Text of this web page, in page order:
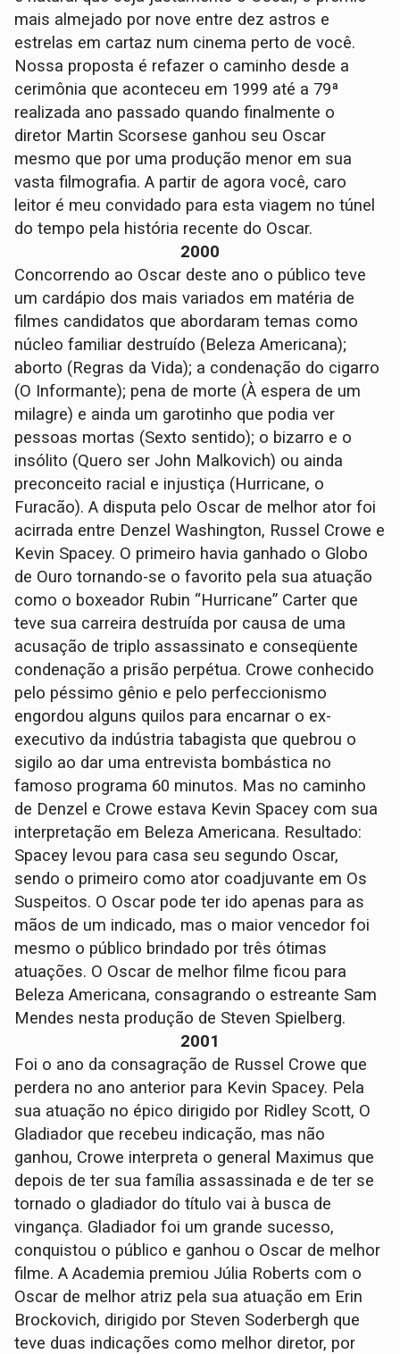
mais almejado por nove entre dez astros e
estrelas em cartaz num cinema perto de você.
Nossa proposta é refazer o caminho desde a
cerimônia que aconteceu em 1999 até a 79ª
realizada ano passado quando finalmente o
diretor Martin Scorsese ganhou seu Oscar
mesmo que por uma produção menor em sua
vasta filmografia. A partir de agora você, caro
leitor é meu convidado para esta viagem no túnel
do tempo pela história recente do Oscar.
2000
Concorrendo ao Oscar deste ano o público teve
um cardápio dos mais variados em matéria de
filmes candidatos que abordaram temas como
núcleo familiar destruído (Beleza Americana);
aborto (Regras da Vida); a condenação do cigarro
(O Informante); pena de morte (À espera de um
milagre) e ainda um garotinho que podia ver
pessoas mortas (Sexto sentido); o bizarro e o
insólito (Quero ser John Malkovich) ou ainda
preconceito racial e injustiça (Hurricane, o
Furacão). A disputa pelo Oscar de melhor ator foi
acirrada entre Denzel Washington, Russel Crowe e
Kevin Spacey. O primeiro havia ganhado o Globo
de Ouro tornando-se o favorito pela sua atuação
como o boxeador Rubin “Hurricane” Carter que
teve sua carreira destruída por causa de uma
acusação de triplo assassinato e conseqüente
condenação a prisão perpétua. Crowe conhecido
pelo péssimo gênio e pelo perfeccionismo
engordou alguns quilos para encarnar o ex-
executivo da indústria tabagista que quebrou o
sigilo ao dar uma entrevista bombástica no
famoso programa 60 minutos. Mas no caminho
de Denzel e Crowe estava Kevin Spacey com sua
interpretação em Beleza Americana. Resultado:
Spacey levou para casa seu segundo Oscar,
sendo o primeiro como ator coadjuvante em Os
Suspeitos. O Oscar pode ter ido apenas para as
mãos de um indicado, mas o maior vencedor foi
mesmo o público brindado por três ótimas
atuações. O Oscar de melhor filme ficou para
Beleza Americana, consagrando o estreante Sam
Mendes nesta produção de Steven Spielberg.
2001
Foi o ano da consagração de Russel Crowe que
perdera no ano anterior para Kevin Spacey. Pela
sua atuação no épico dirigido por Ridley Scott, O
Gladiador que recebeu indicação, mas não
ganhou, Crowe interpreta o general Maximus que
depois de ter sua família assassinada e de ter se
tornado o gladiador do título vai à busca de
vingança. Gladiador foi um grande sucesso,
conquistou o público e ganhou o Oscar de melhor
filme. A Academia premiou Júlia Roberts com o
Oscar de melhor atriz pela sua atuação em Erin
Brockovich, dirigido por Steven Soderbergh que
teve duas indicações como melhor diretor, por